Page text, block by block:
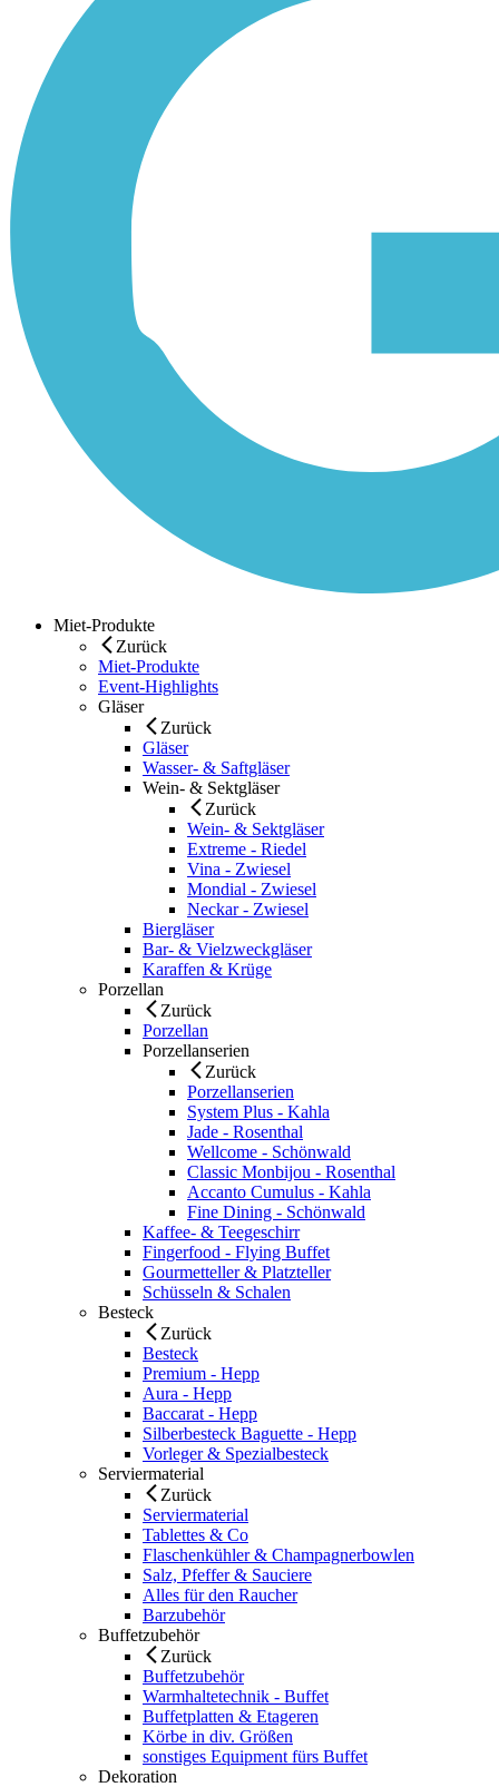
Miet-Produkte
Zurück
Miet-Produkte
Event-Highlights
Gläser
Zurück
Gläser
Wasser- & Saftgläser
Wein- & Sektgläser
Zurück
Wein- & Sektgläser
Extreme - Riedel
Vina - Zwiesel
Mondial - Zwiesel
Neckar - Zwiesel
Biergläser
Bar- & Vielzweckgläser
Karaffen & Krüge
Porzellan
Zurück
Porzellan
Porzellanserien
Zurück
Porzellanserien
System Plus - Kahla
Jade - Rosenthal
Wellcome - Schönwald
Classic Monbijou - Rosenthal
Accanto Cumulus - Kahla
Fine Dining - Schönwald
Kaffee- & Teegeschirr
Fingerfood - Flying Buffet
Gourmetteller & Platzteller
Schüsseln & Schalen
Besteck
Zurück
Besteck
Premium - Hepp
Aura - Hepp
Baccarat - Hepp
Silberbesteck Baguette - Hepp
Vorleger & Spezialbesteck
Serviermaterial
Zurück
Serviermaterial
Tablettes & Co
Flaschenkühler & Champagnerbowlen
Salz, Pfeffer & Sauciere
Alles für den Raucher
Barzubehör
Buffetzubehör
Zurück
Buffetzubehör
Warmhaltetechnik - Buffet
Buffetplatten & Etageren
Körbe in div. Größen
sonstiges Equipment fürs Buffet
Dekoration